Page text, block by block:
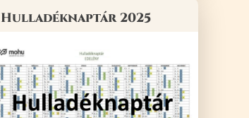
Hulladéknaptár 2025